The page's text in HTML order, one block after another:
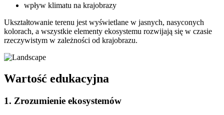
wpływ klimatu na krajobrazy
Ukształtowanie terenu jest wyświetlane w jasnych, nasyconych
kolorach, a wszystkie elementy ekosystemu rozwijają się w czasie
rzeczywistym w zależności od krajobrazu.
Wartość edukacyjna
1. Zrozumienie ekosystemów